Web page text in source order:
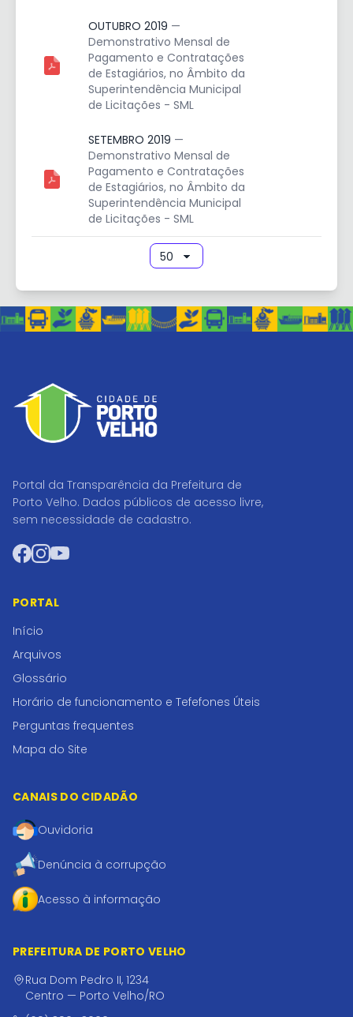
OUTUBRO 2019 —
Demonstrativo Mensal de
Pagamento e Contratações
de Estagiários, no Âmbito da
Superintendência Municipal
de Licitações - SML
SETEMBRO 2019 —
Demonstrativo Mensal de
Pagamento e Contratações
de Estagiários, no Âmbito da
Superintendência Municipal
de Licitações - SML
Portal da Transparência da Prefeitura de
Porto Velho. Dados públicos de acesso livre,
sem necessidade de cadastro.
Facebook
Instagram
YouTube
PORTAL
Início
Arquivos
Glossário
Horário de funcionamento e Tefefones Úteis
Perguntas frequentes
Mapa do Site
CANAIS DO CIDADÃO
Ouvidoria
Denúncia à corrupção
Acesso à informação
PREFEITURA DE PORTO VELHO
Rua Dom Pedro II, 1234
Centro — Porto Velho/RO